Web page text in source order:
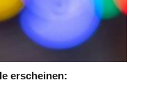
erscheinen: